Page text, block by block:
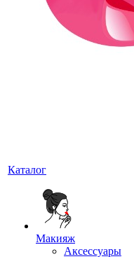
Каталог
Макияж
Аксессуары